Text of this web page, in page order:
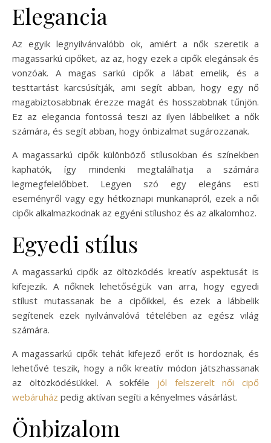
Elegancia
Az egyik legnyilvánvalóbb ok, amiért a nők szeretik a
magassarkú cipőket, az az, hogy ezek a cipők elegánsak és
vonzóak. A magas sarkú cipők a lábat emelik, és a
testtartást karcsúsítják, ami segít abban, hogy egy nő
magabiztosabbnak érezze magát és hosszabbnak tűnjön.
Ez az elegancia fontossá teszi az ilyen lábbeliket a nők
számára, és segít abban, hogy önbizalmat sugározzanak.
A magassarkú cipők különböző stílusokban és színekben
kaphatók, így mindenki megtalálhatja a számára
legmegfelelőbbet. Legyen szó egy elegáns esti
eseményről vagy egy hétköznapi munkanapról, ezek a női
cipők alkalmazkodnak az egyéni stílushoz és az alkalomhoz.
Egyedi stílus
A magassarkú cipők az öltözködés kreatív aspektusát is
kifejezik. A nőknek lehetőségük van arra, hogy egyedi
stílust mutassanak be a cipőikkel, és ezek a lábbelik
segítenek ezek nyilvánvalóvá tételében az egész világ
számára.
A magassarkú cipők tehát kifejező erőt is hordoznak, és
lehetővé teszik, hogy a nők kreatív módon játszhassanak
az öltözködésükkel. A sokféle jól felszerelt női cipő
webáruház pedig aktívan segíti a kényelmes vásárlást.
Önbizalom